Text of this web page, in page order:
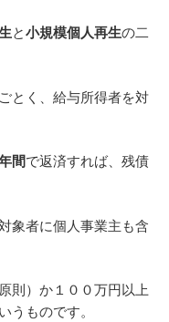
と小規模個人再生の二
とく、給与所得者を対
間で返済すれば、残債
象者に個人事業主も含
原則）か１００万円以上
うものです。